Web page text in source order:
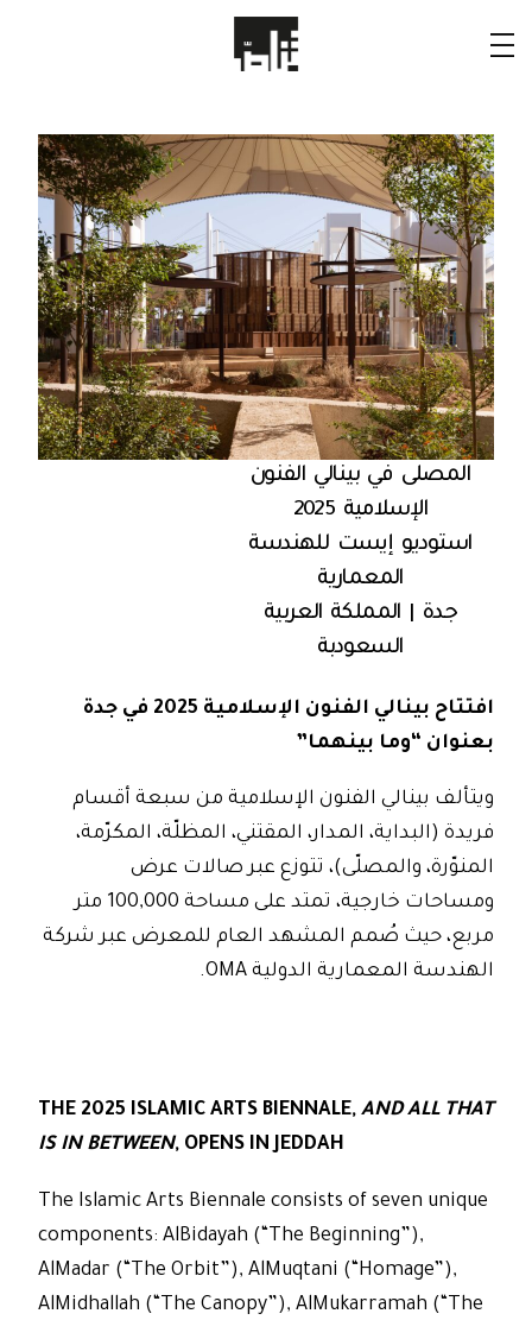
المصلى في بينالي الفنون
الإسلامية 2025
استوديو إيست للهندسة
المعمارية
جدة | المملكة العربية
السعودبة
افتتاح بينالي الفنون الإسلامية 2025 في جدة
بعنوان “وما بينهما”
ويتألف بينالي الفنون الإسلامية من سبعة أقسام
فريدة (البداية، المدار، المقتني، المظلّة، المكرّمة،
المنوّرة، والمصلّى)، تتوزع عبر صالات عرض
ومساحات خارجية، تمتد على مساحة 100,000 متر
مربع، حيث صُمم المشهد العام للمعرض عبر شركة
الهندسة المعمارية الدولية OMA.
THE 2025 ISLAMIC ARTS BIENNALE, AND ALL THAT
IS IN BETWEEN, OPENS IN JEDDAH
The Islamic Arts Biennale consists of seven unique
components: AlBidayah (“The Beginning”),
AlMadar (“The Orbit”), AlMuqtani (“Homage”),
AlMidhallah (“The Canopy”), AlMukarramah (“The